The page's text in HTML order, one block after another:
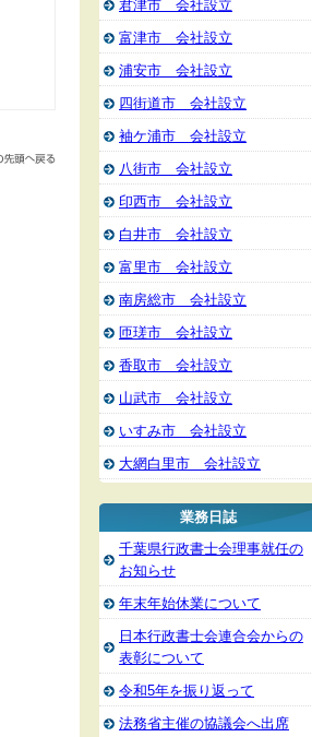
君津市 会社設立
富津市 会社設立
浦安市 会社設立
四街道市 会社設立
袖ケ浦市 会社設立
八街市 会社設立
印西市 会社設立
白井市 会社設立
富里市 会社設立
南房総市 会社設立
匝瑳市 会社設立
香取市 会社設立
山武市 会社設立
いすみ市 会社設立
大網白里市 会社設立
業務日誌
千葉県行政書士会理事就任の
お知らせ
年末年始休業について
日本行政書士会連合会からの
表彰について
令和5年を振り返って
法務省主催の協議会へ出席